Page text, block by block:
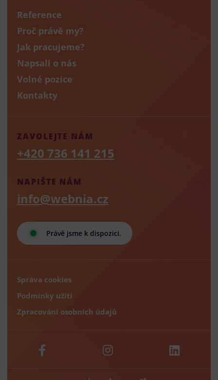
Reference
Proč právě my?
Jak pracujeme?
Napsali o nás
Volné pozice
Kontakty
Právě jsme k dispozici.
NAPIŠTE NÁM
info@webnia.cz
ZAVOLEJTE NÁM
+420 736 141 215
Správa cookies
Podmínky užití
Zpracování osobních údajů